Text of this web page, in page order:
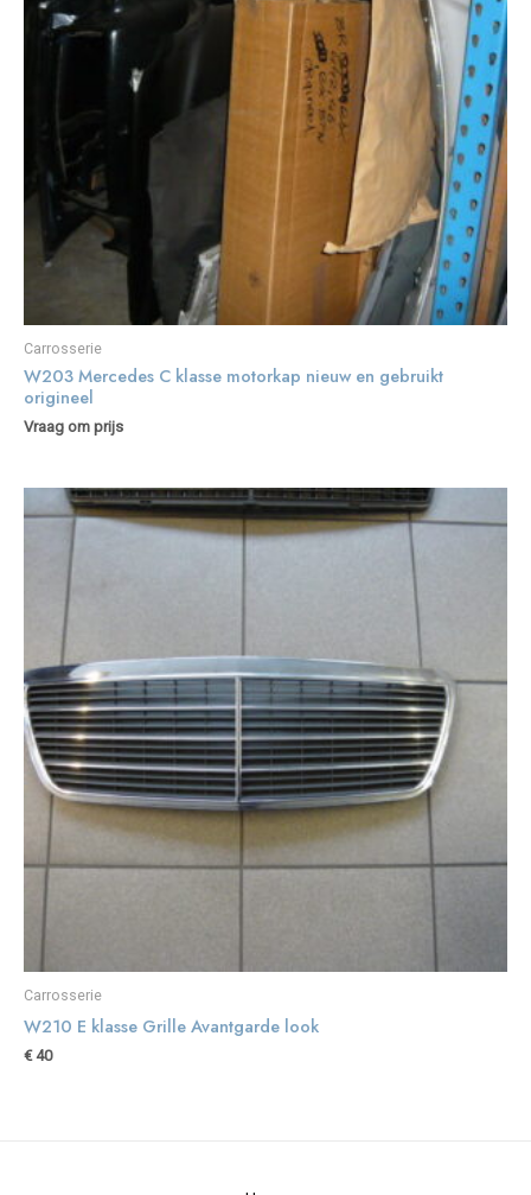
Carrosserie
W203 Mercedes C klasse motorkap nieuw en gebruikt
origineel
Vraag om prijs
Carrosserie
W210 E klasse Grille Avantgarde look
€40